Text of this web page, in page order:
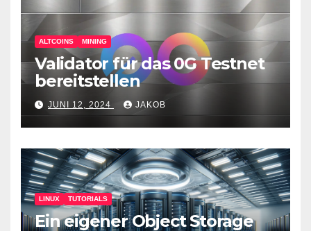
ALTCOINS MINING
Validator für das 0G Testnet
bereitstellen
JUNI 12, 2024 JAKOB
LINUX TUTORIALS
Ein eigener Object Storage